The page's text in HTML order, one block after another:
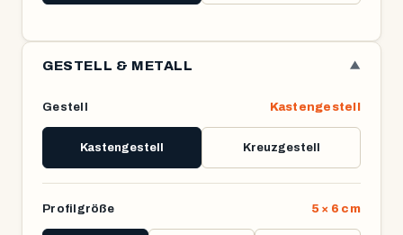
GESTELL & METALL ▼
Gestell Kastengestell
Kastengestell Kreuzgestell
Profilgröße 5 × 6 cm